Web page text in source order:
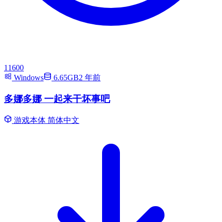
11600
Windows
6.65GB2 年前
多娜多娜 一起来干坏事吧
游戏本体 简体中文